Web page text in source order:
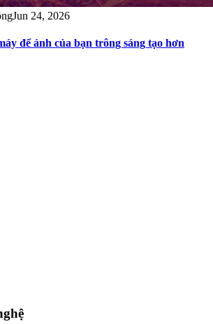
Jun 24, 2026
để ảnh của bạn trông sáng tạo hơn